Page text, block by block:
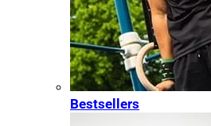
Bestsellers